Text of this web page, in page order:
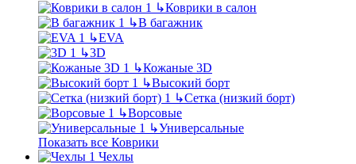
↳Коврики в салон
↳В багажник
↳EVA
↳3D
↳Кожаные 3D
↳Высокий борт
↳Сетка (низкий борт)
↳Ворсовые
↳Универсальные
Показать все Коврики
Чехлы